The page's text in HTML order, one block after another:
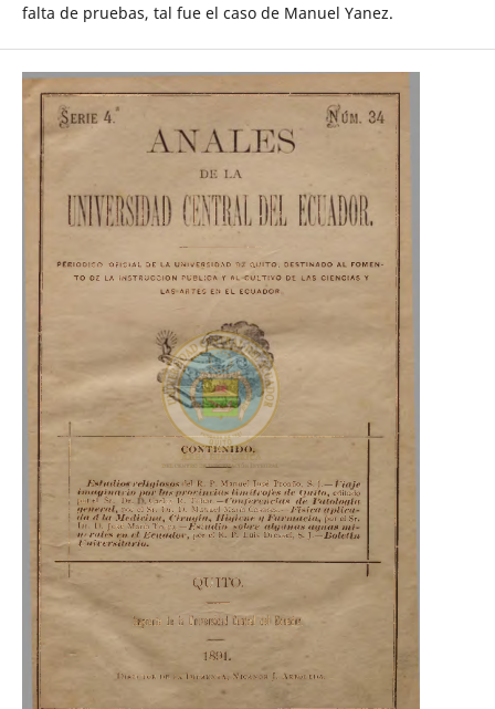
falta de pruebas, tal fue el caso de Manuel Yanez.